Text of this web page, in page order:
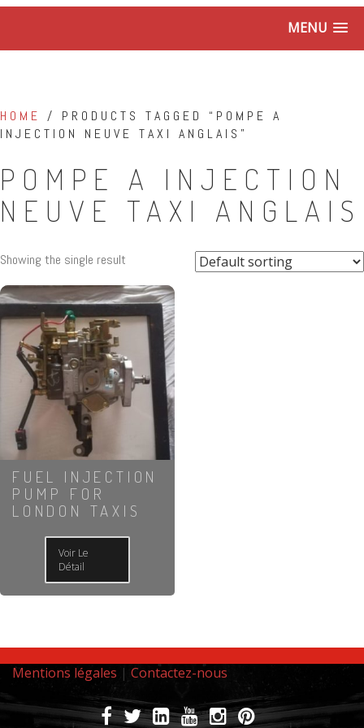
MENU
HOME / PRODUCTS TAGGED “POMPE A
INJECTION NEUVE TAXI ANGLAIS”
POMPE A INJECTION
NEUVE TAXI ANGLAIS
Showing the single result
FUEL INJECTION
PUMP FOR
LONDON TAXIS
Voir Le
Détail
Mentions légales | Contactez-nous